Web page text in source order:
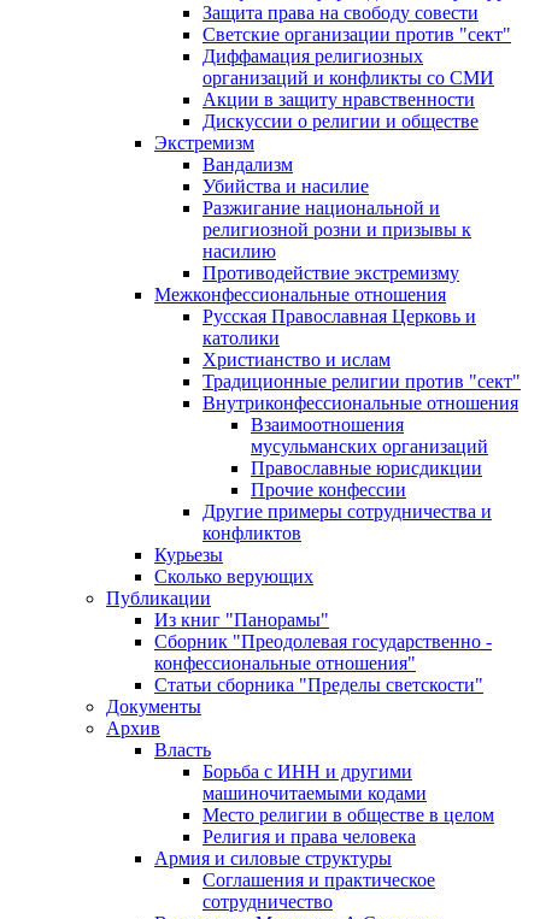
Защита права на свободу совести
Светские организации против "сект"
Диффамация религиозных
организаций и конфликты со СМИ
Акции в защиту нравственности
Дискуссии о религии и обществе
Экстремизм
Вандализм
Убийства и насилие
Разжигание национальной и
религиозной розни и призывы к
насилию
Противодействие экстремизму
Межконфессиональные отношения
Русская Православная Церковь и
католики
Христианство и ислам
Традиционные религии против "сект"
Внутриконфессиональные отношения
Взаимоотношения
мусульманских организаций
Православные юрисдикции
Прочие конфессии
Другие примеры сотрудничества и
конфликтов
Курьезы
Сколько верующих
Публикации
Из книг "Панорамы"
Сборник "Преодолевая государственно -
конфессиональные отношения"
Статьи сборника "Пределы светскости"
Документы
Архив
Власть
Борьба с ИНН и другими
машиночитаемыми кодами
Место религии в обществе в целом
Религия и права человека
Армия и силовые структуры
Соглашения и практическое
сотрудничество